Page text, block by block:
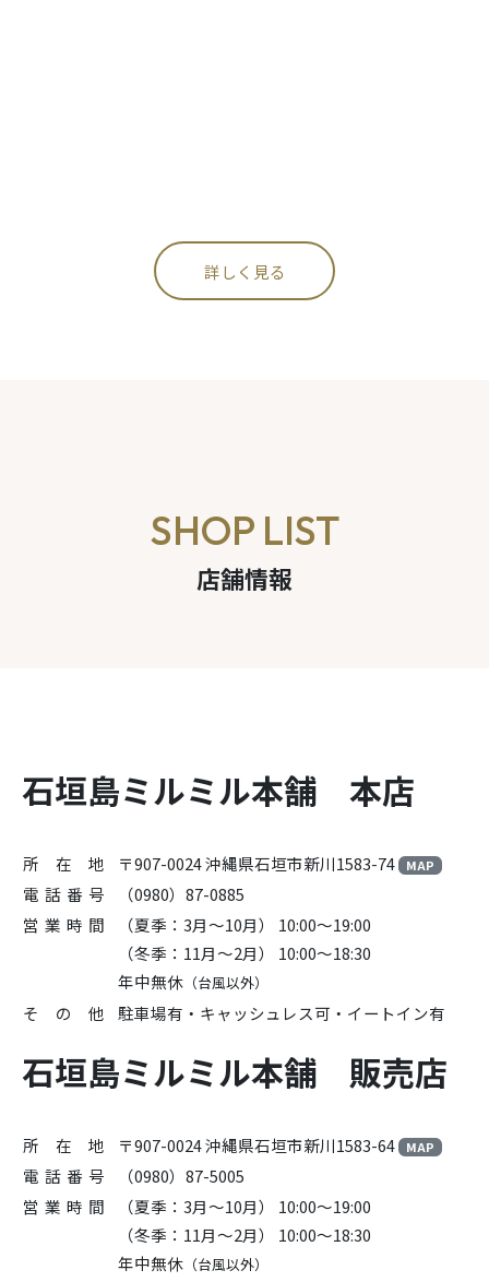
詳しく見る
SHOP LIST
店舗情報
石垣島ミルミル本舗 本店
所 在 地 〒907-0024 沖縄県石垣市新川1583-74 MAP
電話番号
（0980）87-0885
営業時間
（夏季：3月～10月） 10:00～19:00
（冬季：11月～2月） 10:00～18:30
年中無休 （台風以外）
そ の 他 駐車場有・キャッシュレス可・イートイン有
石垣島ミルミル本舗 販売店
所 在 地 〒907-0024 沖縄県石垣市新川1583-64 MAP
電話番号
（0980）87-5005
営業時間
（夏季：3月～10月） 10:00～19:00
（冬季：11月～2月） 10:00～18:30
年中無休 （台風以外）